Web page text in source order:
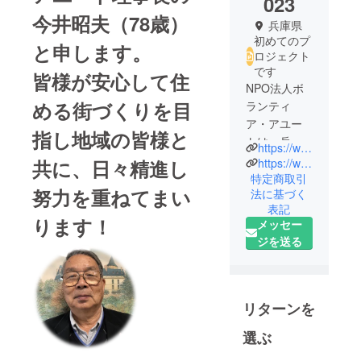
今井昭夫（78歳）
と申します。
皆様が安心して住
める街づくりを目
指し地域の皆様と
共に、日々精進し
努力を重ねてまい
ります！
兵庫県
初めてのプ
ロジェクト
です
NPO法人ボ
ランティ
ア・アユー
トは、兵庫
県三田市周
辺で、高齢
化が進む地
域全体のお
困りごとを
解決する目
現在も外出
支援、生活
支援、配食
https://www.tsutsujigaoka-sanda.com/
https://www.facebook.com/aiuto.aimai
特定商取引
法に基づく
表記
メッセー
ジを送る
リターンを
選ぶ